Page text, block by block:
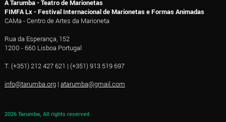
A Tarumba - Teatro de Marionetas
FIMFA Lx - Festival Internacional de Marionetas e Formas Animadas
CAMa - Centro de Artes da Marioneta
Rua da Esperança, 152
1200 - 660 Lisboa Portugal
T. (+351) 212 427 621 | (+351) 913 519 697
info@tarumba.org| atarumba@gmail.com
2026 Tarumba, All rights reserved